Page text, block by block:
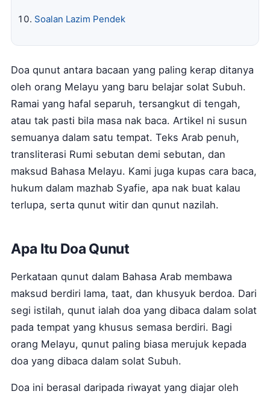
Soalan Lazim Pendek
Doa qunut antara bacaan yang paling kerap ditanya
oleh orang Melayu yang baru belajar solat Subuh.
Ramai yang hafal separuh, tersangkut di tengah,
atau tak pasti bila masa nak baca. Artikel ni susun
semuanya dalam satu tempat. Teks Arab penuh,
transliterasi Rumi sebutan demi sebutan, dan
maksud Bahasa Melayu. Kami juga kupas cara baca,
hukum dalam mazhab Syafie, apa nak buat kalau
terlupa, serta qunut witir dan qunut nazilah.
Apa Itu Doa Qunut
Perkataan qunut dalam Bahasa Arab membawa
maksud berdiri lama, taat, dan khusyuk berdoa. Dari
segi istilah, qunut ialah doa yang dibaca dalam solat
pada tempat yang khusus semasa berdiri. Bagi
orang Melayu, qunut paling biasa merujuk kepada
doa yang dibaca dalam solat Subuh.
Doa ini berasal daripada riwayat yang diajar oleh